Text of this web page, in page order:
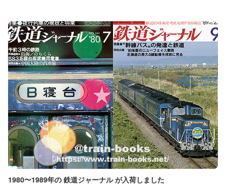
1980〜1989年の 鉄道ジャーナル が入荷しました